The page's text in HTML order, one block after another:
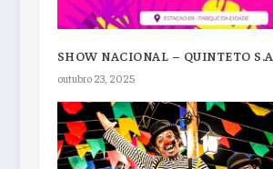
SHOW NACIONAL – QUINTETO S.A
outubro 23, 2025